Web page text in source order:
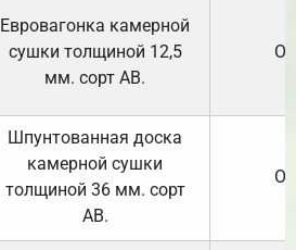
Евровагонка камерной
сушки толщиной 12,5
мм. сорт АВ.
Шпунтованная доска
камерной сушки
толщиной 36 мм. сорт
АВ.